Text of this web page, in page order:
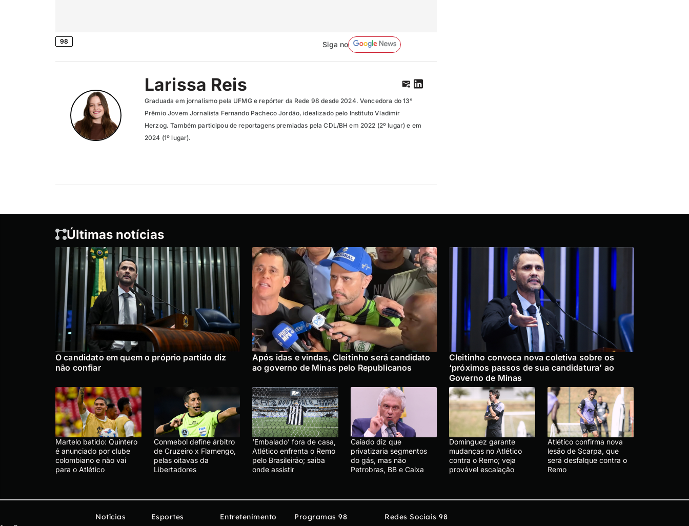
98 Siga no
Larissa Reis
Graduada em jornalismo pela UFMG e repórter da Rede 98 desde 2024. Vencedora do 13°
Prêmio Jovem Jornalista Fernando Pacheco Jordão, idealizado pelo Instituto Vladimir
Herzog. Também participou de reportagens premiadas pela CDL/BH em 2022 (2º lugar) e em
2024 (1º lugar).
Últimas notícias
O candidato em quem o próprio partido diz
não confiar
Após idas e vindas, Cleitinho será candidato
ao governo de Minas pelo Republicanos
Cleitinho convoca nova coletiva sobre os
‘próximos passos de sua candidatura’ ao
Governo de Minas
Martelo batido: Quintero
é anunciado por clube
colombiano e não vai
para o Atlético
Conmebol define árbitro
de Cruzeiro x Flamengo,
pelas oitavas da
Libertadores
‘Embalado’ fora de casa,
Atlético enfrenta o Remo
pelo Brasileirão; saiba
onde assistir
Caiado diz que
privatizaria segmentos
do gás, mas não
Petrobras, BB e Caixa
Domínguez garante
mudanças no Atlético
contra o Remo; veja
provável escalação
Atlético confirma nova
lesão de Scarpa, que
será desfalque contra o
Remo
Notícias
Esportes
Entretenimento
Programas 98
Redes Sociais 98